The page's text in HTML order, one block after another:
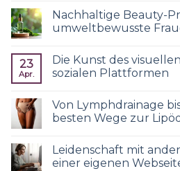
Nachhaltige Beauty-
umweltbewusste
23
Apr.
Die Kunst des
sozialen Plattformen
Von Lymphdrainage
besten Wege zur
Leidenschaft mit
einer eigenen